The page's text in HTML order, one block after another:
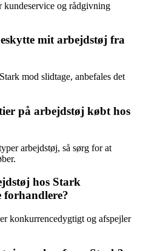
kundeservice og rådgivning
mit arbejdstøj fra
mod slidtage, anbefales det
på arbejdstøj købt hos
arbejdstøj, så sørg for at
hos Stark
forhandlere?
konkurrencedygtigt og afspejler